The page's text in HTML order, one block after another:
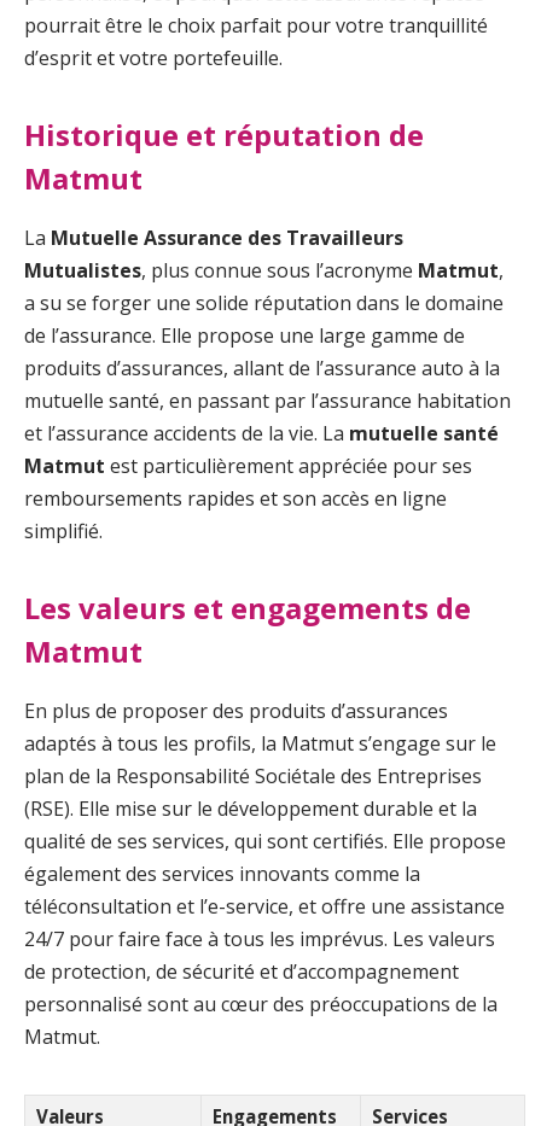
pourrait être le choix parfait pour votre tranquillité
d’esprit et votre portefeuille.
Historique et réputation de
Matmut
La Mutuelle Assurance des Travailleurs
Mutualistes, plus connue sous l’acronyme Matmut,
a su se forger une solide réputation dans le domaine
de l’assurance. Elle propose une large gamme de
produits d’assurances, allant de l’assurance auto à la
mutuelle santé, en passant par l’assurance habitation
et l’assurance accidents de la vie. La mutuelle santé
Matmut est particulièrement appréciée pour ses
remboursements rapides et son accès en ligne
simplifié.
Les valeurs et engagements de
Matmut
En plus de proposer des produits d’assurances
adaptés à tous les profils, la Matmut s’engage sur le
plan de la Responsabilité Sociétale des Entreprises
(RSE). Elle mise sur le développement durable et la
qualité de ses services, qui sont certifiés. Elle propose
également des services innovants comme la
téléconsultation et l’e-service, et offre une assistance
24/7 pour faire face à tous les imprévus. Les valeurs
de protection, de sécurité et d’accompagnement
personnalisé sont au cœur des préoccupations de la
Matmut.
Valeurs Engagements
Services